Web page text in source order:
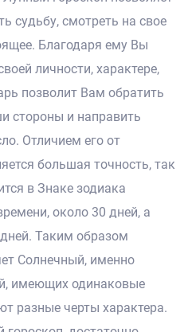
судьбу, смотреть на свое
Благодаря ему Вы
личности, характере,
позволит Вам обратить
стороны и направить
Отличием его от
большая точность, так
в Знаке зодиака
около 30 дней, а
Таким образом
Солнечный, именно
имеющих одинаковые
разные черты характера.